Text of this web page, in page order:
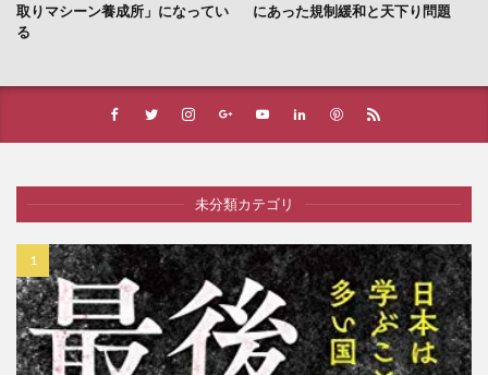
取りマシーン養成所」になってい
る
にあった規制緩和と天下り問題
未分類カテゴリ